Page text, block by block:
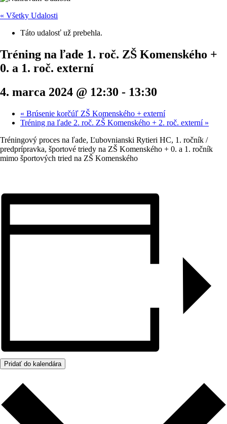
« Všetky Udalosti
Táto udalosť už prebehla.
Tréning na ľade 1. roč. ZŠ Komenského +
0. a 1. roč. externí
4. marca 2024 @ 12:30 - 13:30
« Brúsenie korčúľ ZŠ Komenského + externí
Tréning na ľade 2. roč. ZŠ Komenského + 2. roč. externí »
Tréningový proces na ľade, Ľubovnianski Rytieri HC, 1. ročník /
predprípravka, športové triedy na ZŠ Komenského + 0. a 1. ročník
mimo športových tried na ZŠ Komenského
Pridať do kalendára